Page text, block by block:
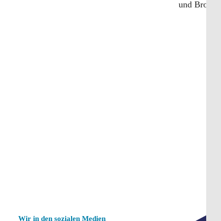
und Bronze
Wir in den sozialen Medien